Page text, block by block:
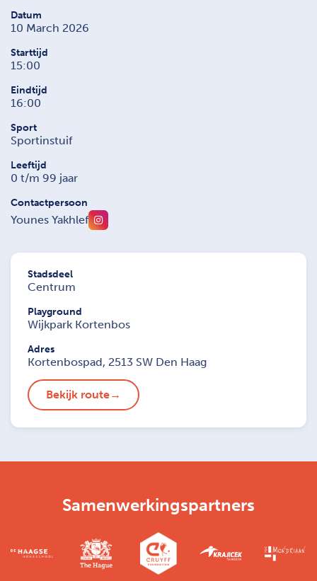
Datum
10 March 2026
Starttijd
15:00
Eindtijd
16:00
Sport
Sportinstuif
Leeftijd
0 t/m 99 jaar
Contactpersoon
Younes Yakhlef
Stadsdeel
Centrum
Playground
Wijkpark Kortenbos
Adres
Kortenbospad, 2513 SW Den Haag
Bekijk route
Samenwerkingspartners